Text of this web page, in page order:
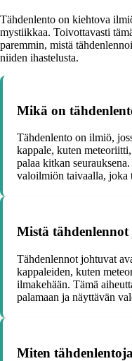
Tähdenlento on kiehtova
mystiikkaa. Toivottavasti
paremmin, mistä
niiden ihastelusta.
Mikä on
Tähdenlento on ilmiö,
kappale, kuten
palaa kitkan
valoilmiön taivaalla, joka
Mistä
Tähdenlennot johtuvat
kappaleiden, kuten
ilmakehään. Tämä
palamaan ja näyttävän
Miten